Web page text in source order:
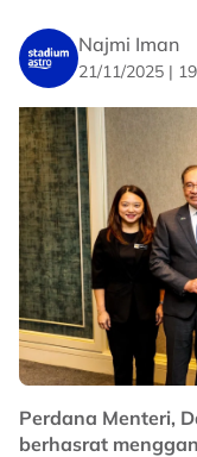
Najmi Iman
21/11/2025 |
Perdana Menteri,
berhasrat